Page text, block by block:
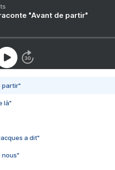
"Avant de partir"
partir"
là"
a dit"
nous"